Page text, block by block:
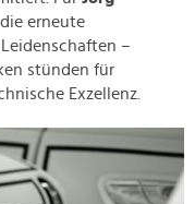
erneute
–
stünden für
Exzellenz.